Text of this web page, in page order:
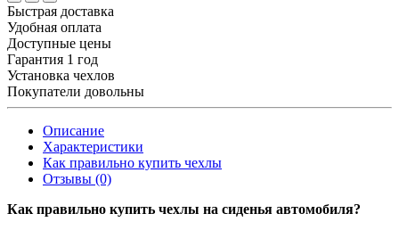
Быстрая доставка
Удобная оплата
Доступные цены
Гарантия 1 год
Установка чехлов
Покупатели довольны
Описание
Характеристики
Как правильно купить чехлы
Отзывы (0)
Как правильно купить чехлы на сиденья автомобиля?